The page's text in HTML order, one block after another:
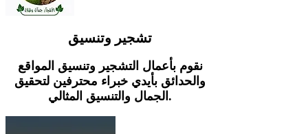
تشجير وتنسيق
نقوم بأعمال التشجير وتنسيق المواقع
والحدائق بأيدي خبراء محترفين لتحقيق
الجمال والتنسيق المثالي.